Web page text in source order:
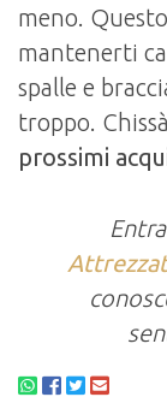
meno.
mantenerti
spalle e
troppo.
prossimi